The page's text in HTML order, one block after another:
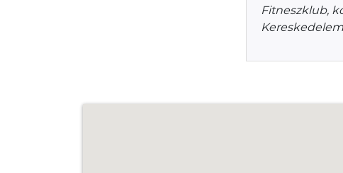
Fitneszklub,